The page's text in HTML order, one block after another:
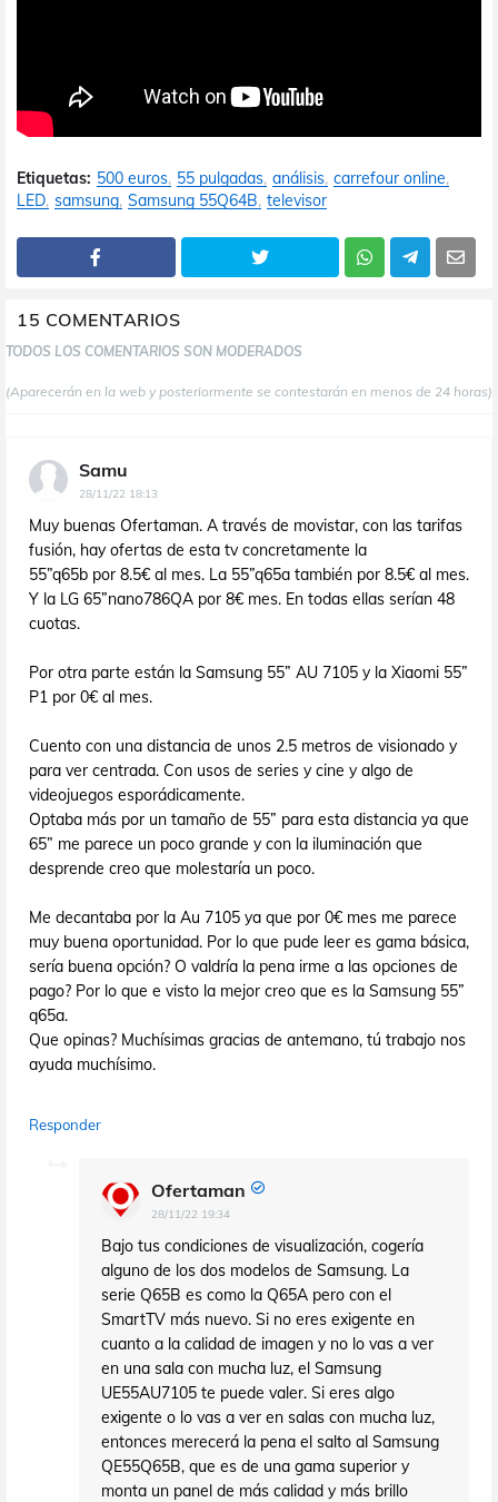
Etiquetas: 500 euros 55 pulgadas análisis carrefour online
LED samsung Samsung 55Q64B televisor
15 COMENTARIOS
TODOS LOS COMENTARIOS SON MODERADOS
(Aparecerán en la web y posteriormente se contestarán en menos de 24 horas)
Samu
28/11/22 18:13
Muy buenas Ofertaman. A través de movistar, con las tarifas
fusión, hay ofertas de esta tv concretamente la
55”q65b por 8.5€ al mes. La 55”q65a también por 8.5€ al mes.
Y la LG 65”nano786QA por 8€ mes. En todas ellas serían 48
cuotas.
Por otra parte están la Samsung 55” AU 7105 y la Xiaomi 55”
P1 por 0€ al mes.
Cuento con una distancia de unos 2.5 metros de visionado y
para ver centrada. Con usos de series y cine y algo de
videojuegos esporádicamente.
Optaba más por un tamaño de 55” para esta distancia ya que
65” me parece un poco grande y con la iluminación que
desprende creo que molestaría un poco.
Me decantaba por la Au 7105 ya que por 0€ mes me parece
muy buena oportunidad. Por lo que pude leer es gama básica,
sería buena opción? O valdría la pena irme a las opciones de
pago? Por lo que e visto la mejor creo que es la Samsung 55”
q65a.
Que opinas? Muchísimas gracias de antemano, tú trabajo nos
ayuda muchísimo.
Responder
Ofertaman
28/11/22 19:34
Bajo tus condiciones de visualización, cogería
alguno de los dos modelos de Samsung. La
serie Q65B es como la Q65A pero con el
SmartTV más nuevo. Si no eres exigente en
cuanto a la calidad de imagen y no lo vas a ver
en una sala con mucha luz, el Samsung
UE55AU7105 te puede valer. Si eres algo
exigente o lo vas a ver en salas con mucha luz,
entonces merecerá la pena el salto al Samsung
QE55Q65B, que es de una gama superior y
monta un panel de más calidad y más brillo